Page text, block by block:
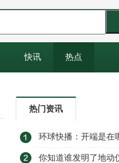
快讯 热点
热门资讯
环球快播：开端是在
萌为什么要下车？
你知道谁发明了地动